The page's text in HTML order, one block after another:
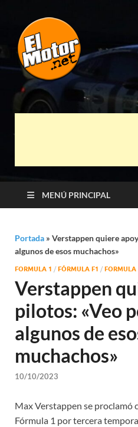
El
Net
Automóviles
MENÚ PRINCIPAL
Portada » Verstappen quiere
algunos de esos muchachos»
FORMULA 1 / FÓRMULA F1 / FORMULA
Verstappen
pilotos: «Veo
algunos de
muchachos»
10/10/2023
Max Verstappen se proclamó
Fórmula 1 por tercera